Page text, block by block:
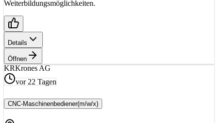
Weiterbildungsmöglichkeiten.
Details
Öffnen
KRKrones AG
vor 22 Tagen
CNC-Maschinenbediener(m/w/x)